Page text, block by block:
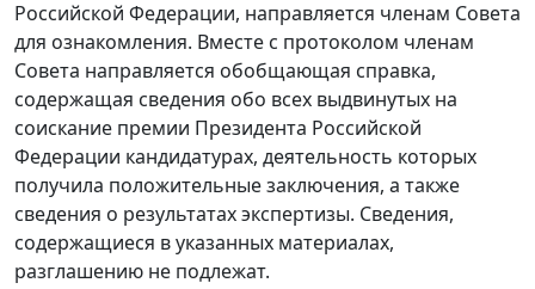
Российской Федерации, направляется членам Совета
для ознакомления. Вместе с протоколом членам
Совета направляется обобщающая справка,
содержащая сведения обо всех выдвинутых на
соискание премии Президента Российской
Федерации кандидатурах, деятельность которых
получила положительные заключения, а также
сведения о результатах экспертизы. Сведения,
содержащиеся в указанных материалах,
разглашению не подлежат.